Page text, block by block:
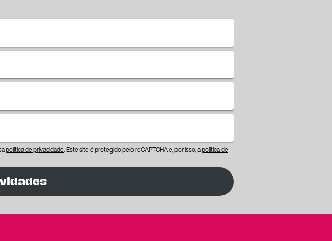
política de privacidade. Este site é protegido pelo reCAPTCHA e, por isso, apolítica de